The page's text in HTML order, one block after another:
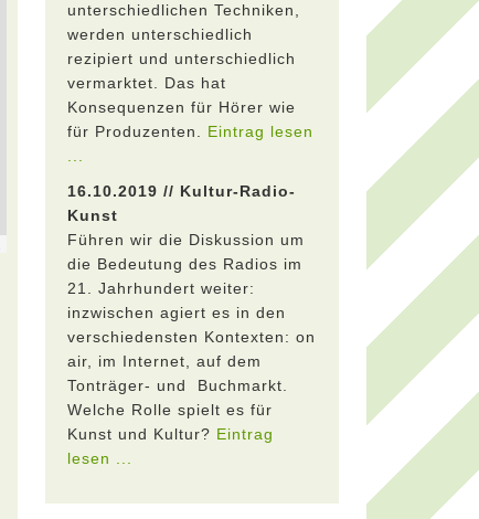
unterschiedlichen Techniken,
werden unterschiedlich
rezipiert und unterschiedlich
vermarktet. Das hat
Konsequenzen für Hörer wie
für Produzenten. Eintrag lesen
16.10.2019 // Kultur-Radio-
Kunst
Führen wir die Diskussion um
die Bedeutung des Radios im
21. Jahrhundert weiter:
inzwischen agiert es in den
verschiedensten Kontexten: on
air, im Internet, auf dem
Tonträger- und Buchmarkt.
Welche Rolle spielt es für
Kunst und Kultur? Eintrag
lesen ...